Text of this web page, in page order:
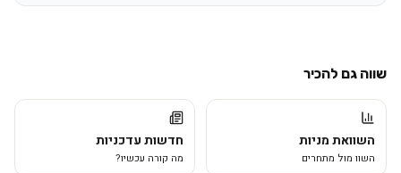
שווה גם להכיר
השוואת מניות
השוו מול מתחרים
חדשות עדכניות
מה קורה עכשיו?